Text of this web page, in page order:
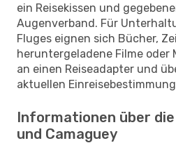
ein Reisekissen und
Augenverband. Für
Fluges eignen sich Bücher,
heruntergeladene Filme oder
an einen Reiseadapter und
aktuellen
Informationen über
und Camaguey